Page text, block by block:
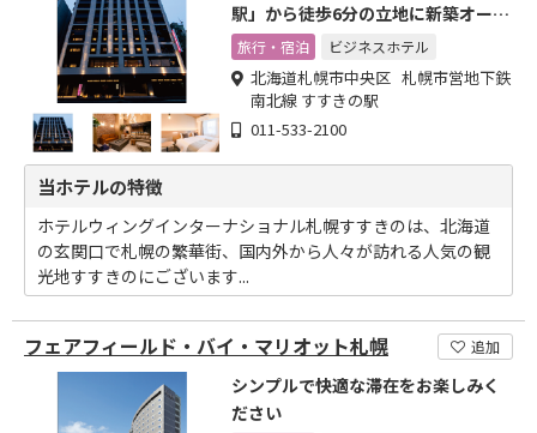
駅」から徒歩6分の立地に新築オープ
ン！
旅行・宿泊 ビジネスホテル
北海道札幌市中央区 札幌市営地下鉄
南北線 すすきの駅
011-533-2100
当ホテルの特徴
ホテルウィングインターナショナル札幌すすきのは、北海道
の玄関口で札幌の繁華街、国内外から人々が訪れる人気の観
光地すすきのにございます...
フェアフィールド・バイ・マリオット札幌 追加
シンプルで快適な滞在をお楽しみく
ださい